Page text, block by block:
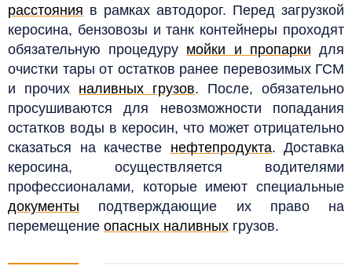
расстояния в рамках автодорог. Перед загрузкой
керосина, бензовозы и танк контейнеры проходят
обязательную процедуру мойки и пропарки для
очистки тары от остатков ранее перевозимых ГСМ
и прочих наливных грузов. После, обязательно
просушиваются для невозможности попадания
остатков воды в керосин, что может отрицательно
сказаться на качестве нефтепродукта. Доставка
керосина, осуществляется водителями
профессионалами, которые имеют специальные
документы подтверждающие их право на
перемещение опасных наливных грузов.